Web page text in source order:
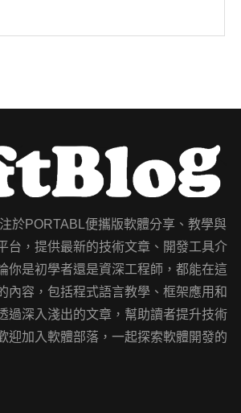
於PORTABL便攜版軟體分享、教學與
台，提供最新的技術文章、開發工具介
你是初學者還是資深工程師，都能在這
內容，包括程式語言教學、框架應用和
過深入淺出的文章，幫助讀者提升技術
迎加入軟體部落，一起探索軟體開發的